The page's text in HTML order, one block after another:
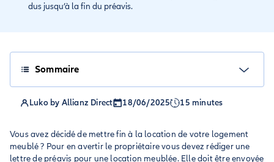
dus jusqu’à la fin du préavis.
Sommaire
Luko by Allianz Direct 18/06/2025 15 minutes
Vous avez décidé de mettre fin à la location de votre logement
meublé ? Pour en avertir le propriétaire vous devez rédiger une
lettre de préavis pour une location meublée. Elle doit être envoyée